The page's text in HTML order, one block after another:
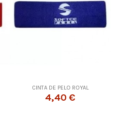
CINTA DE PELO ROYAL
4,40 €